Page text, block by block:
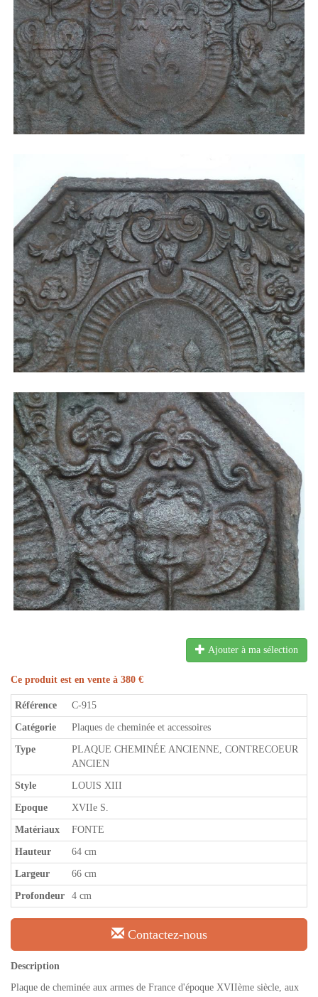
Ajouter à ma sélection
Ce produit est en vente à 380 €
Référence C-915
Catégorie Plaques de cheminée et accessoires
Type
PLAQUE CHEMINÉE ANCIENNE, CONTRECOEUR
ANCIEN
Style LOUIS XIII
Epoque XVIIe S.
Matériaux FONTE
Hauteur 64 cm
Largeur 66 cm
Profondeur 4 cm
Contactez-nous
Description
Plaque de cheminée aux armes de France d'époque XVIIème siècle, aux